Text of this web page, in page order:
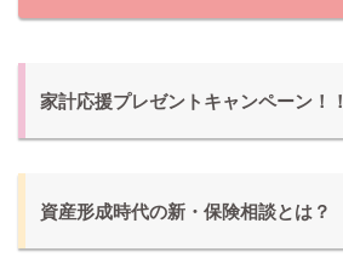
家計応援プレゼントキャンペーン！！
資産形成時代の新・保険相談とは？